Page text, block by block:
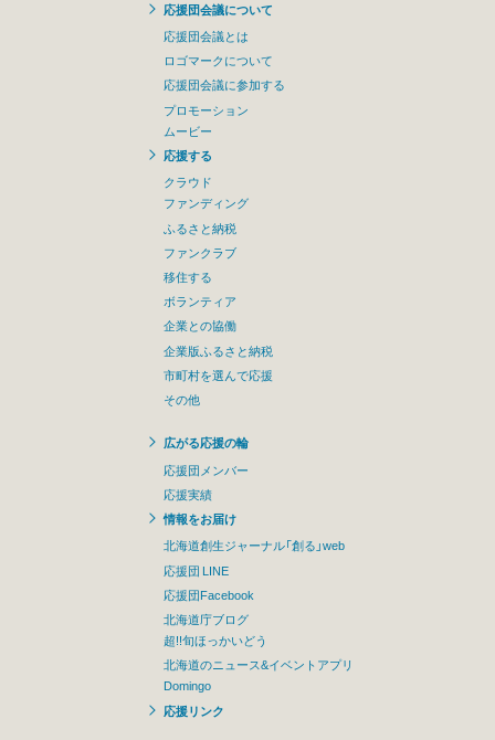
応援団会議について
応援団会議とは
ロゴマークについて
応援団会議に参加する
プロモーション
ムービー
応援する
クラウド
ファンディング
ふるさと納税
ファンクラブ
移住する
ボランティア
企業との協働
企業版ふるさと納税
市町村を選んで応援
その他
広がる応援の輪
応援団メンバー
応援実績
情報をお届け
北海道創生ジャーナル「創る」web
応援団 LINE
応援団Facebook
北海道庁ブログ
超!!旬ほっかいどう
北海道のニュース&イベントアプリ
Domingo
応援リンク